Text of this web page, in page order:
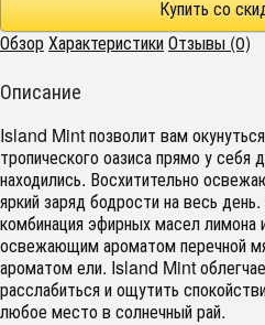
ОбзорХарактеристикиОтзывы (0)
Описание
Island Mint позволит вам
тропического оазиса прямо у
находились. Восхитительно
яркий заряд бодрости на весь
комбинация эфирных масел лимона
освежающим ароматом перечной
ароматом ели. Island Mint
расслабиться и ощутить
любое место в солнечный рай.